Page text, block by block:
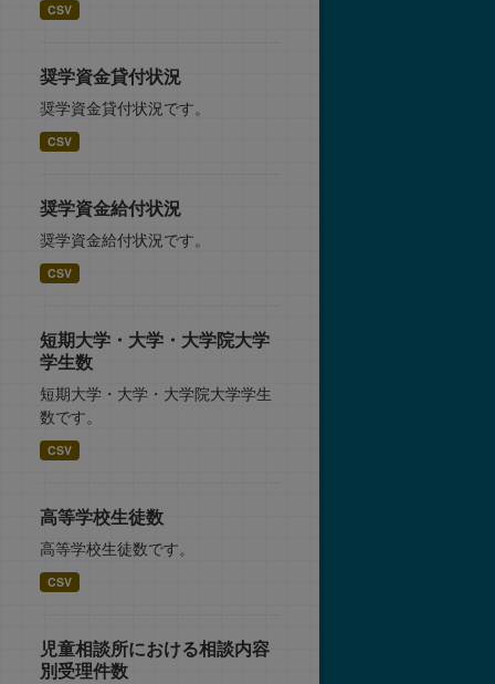
CSV
奨学資金貸付状況
奨学資金貸付状況です。
CSV
奨学資金給付状況
奨学資金給付状況です。
CSV
短期大学・大学・大学院大学
学生数
短期大学・大学・大学院大学学生
数です。
CSV
高等学校生徒数
高等学校生徒数です。
CSV
児童相談所における相談内容
別受理件数